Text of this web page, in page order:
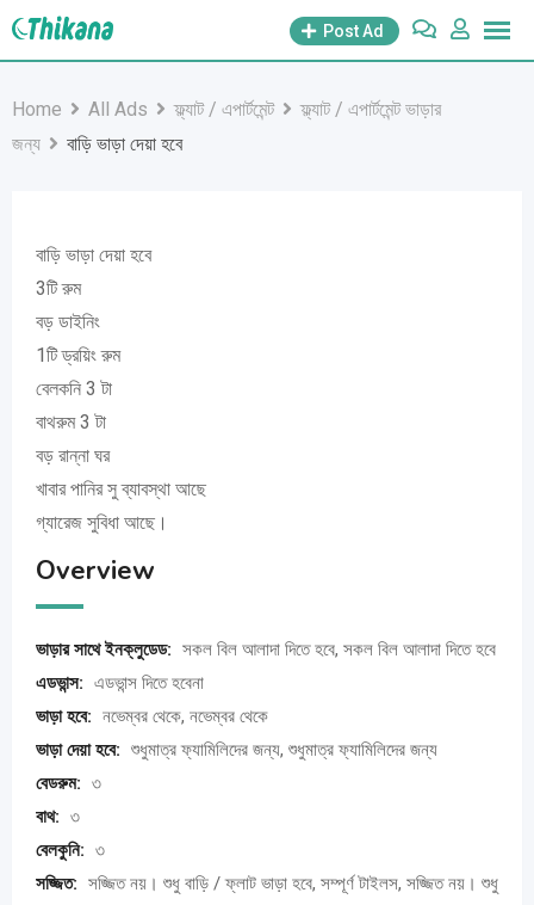
Skip
Post Ad
Home All Ads ফ্ল্যাট / এপার্টমেন্ট
ফ্ল্যাট / এপার্টমেন্ট ভাড়ার
জন্য
বাড়ি ভাড়া দেয়া হবে
বাড়ি ভাড়া দেয়া হবে
3টি রুম
বড় ডাইনিং
1টি ড্রয়িং রুম
বেলকনি 3 টা
বাথরুম 3 টা
বড় রান্না ঘর
খাবার পানির সু ব্যাবস্থা আছে
গ্যারেজ সুবিধা আছে।
Overview
ভাড়ার সাথে ইনক্লুডেড: সকল বিল আলাদা দিতে হবে, সকল বিল আলাদা দিতে হবে
এডভান্স: এডভান্স দিতে হবেনা
ভাড়া হবে: নভেম্বর থেকে, নভেম্বর থেকে
ভাড়া দেয়া হবে: শুধুমাত্র ফ্যামিলিদের জন্য, শুধুমাত্র ফ্যামিলিদের জন্য
বেডরুম: ৩
বাথ: ৩
বেলকুনি: ৩
সজ্জিত: সজ্জিত নয়। শুধু বাড়ি / ফ্লাট ভাড়া হবে, সম্পূর্ণ টাইলস, সজ্জিত নয়। শুধু